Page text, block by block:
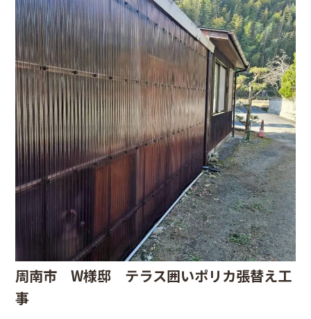
周南市 W様邸 テラス囲いポリカ張替え工
事